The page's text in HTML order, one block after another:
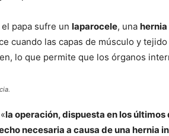
papa sufre un laparocele, una
cuando las capas de músculo y
lo que permite que los órganos
la operación, dispuesta en los
necesaria a causa de una hernia